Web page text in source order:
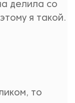
делила со
я такой.
то